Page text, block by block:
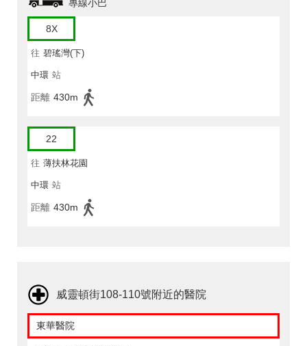
專線小巴
8X
往 碧瑤灣(下)
中環 站
距離 430m
22
往 薄扶林花園
中環 站
距離 430m
威靈頓街108-110號附近的醫院
東華醫院